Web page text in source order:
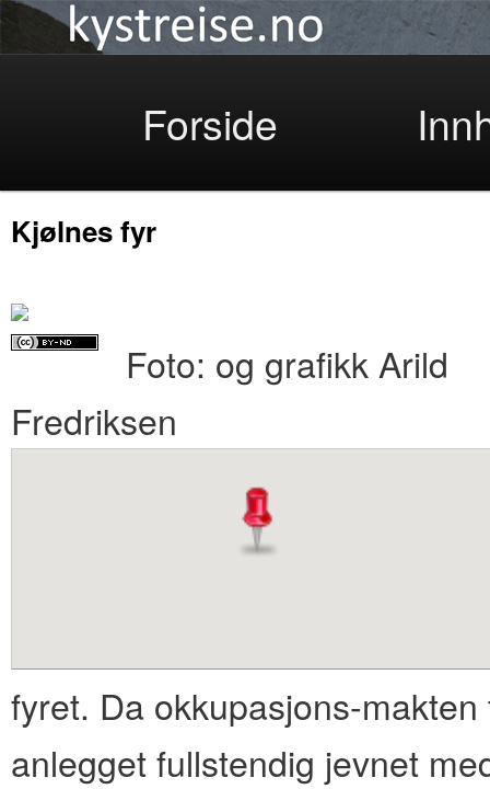
Skip
to
primary
content
Forside
Kjølnes fyr
Foto: og grafikk Arild
Fredriksen
fyret. Da okkupasjons-
anlegget fullstendig jevnet